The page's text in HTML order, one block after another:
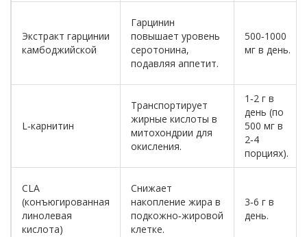
Экстракт гарцинии
камбоджийской
Гарцинин
повышает уровень
серотонина,
подавляя аппетит.
500‑1000
мг в день.
L‑карнитин
Транспортирует
жирные кислоты в
митохондрии для
окисления.
1‑2 г в
день (по
500 мг в
2‑4
порциях).
CLA
(конъюгированная
линолевая
кислота)
Снижает
накопление жира в
подкожно‑жировой
клетке.
3‑6 г в
день.